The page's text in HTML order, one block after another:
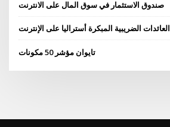
صندوق الاستثمار في سوق المال على الانترنت
العائدات الضريبية المبكرة أستراليا على الإنترنت
تايوان مؤشر 50 مكونات